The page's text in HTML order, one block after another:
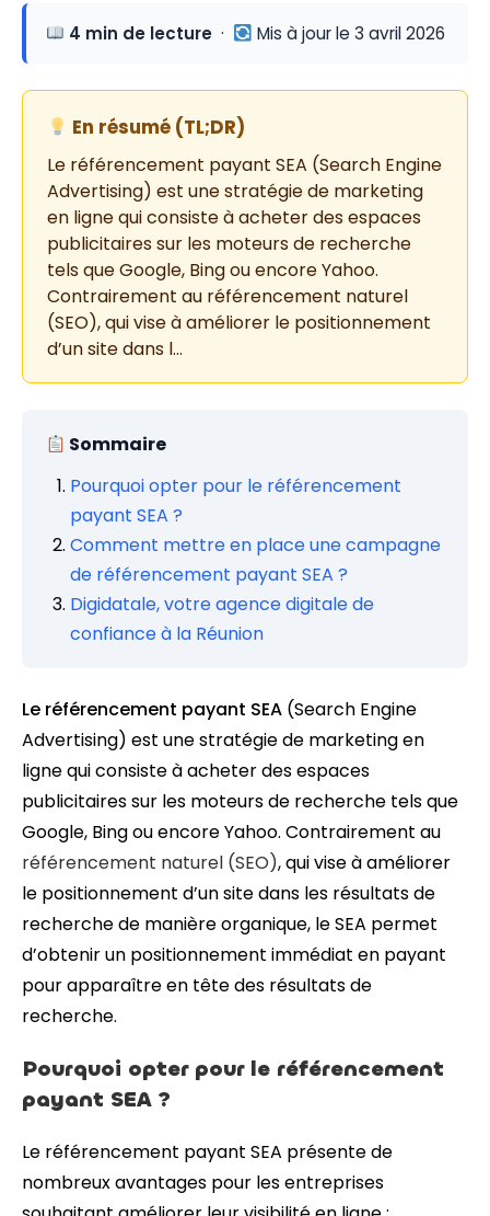
4 min de lecture · Mis à jour le 3 avril 2026
En résumé (TL;DR)
Le référencement payant SEA (Search Engine
Advertising) est une stratégie de marketing
en ligne qui consiste à acheter des espaces
publicitaires sur les moteurs de recherche
tels que Google, Bing ou encore Yahoo.
Contrairement au référencement naturel
(SEO), qui vise à améliorer le positionnement
d’un site dans l…
Sommaire
Pourquoi opter pour le référencement
payant SEA ?
Comment mettre en place une campagne
de référencement payant SEA ?
Digidatale, votre agence digitale de
confiance à la Réunion
Le référencement payant SEA (Search Engine
Advertising) est une stratégie de marketing en
ligne qui consiste à acheter des espaces
publicitaires sur les moteurs de recherche tels que
Google, Bing ou encore Yahoo. Contrairement au
référencement naturel (SEO), qui vise à améliorer
le positionnement d’un site dans les résultats de
recherche de manière organique, le SEA permet
d’obtenir un positionnement immédiat en payant
pour apparaître en tête des résultats de
recherche.
Pourquoi opter pour le référencement
payant SEA ?
Le référencement payant SEA présente de
nombreux avantages pour les entreprises